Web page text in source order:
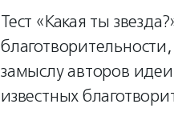
Тест «Какая ты
замыслу авторов
известных